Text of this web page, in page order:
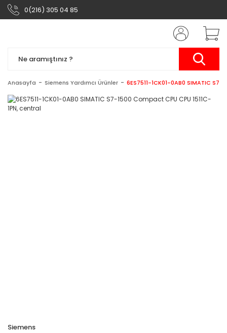
0(216) 305 04 85
Anasayfa Siemens Yardımcı Ürünler 6ES7511-1CK01-0AB0 SIMATIC
Siemens